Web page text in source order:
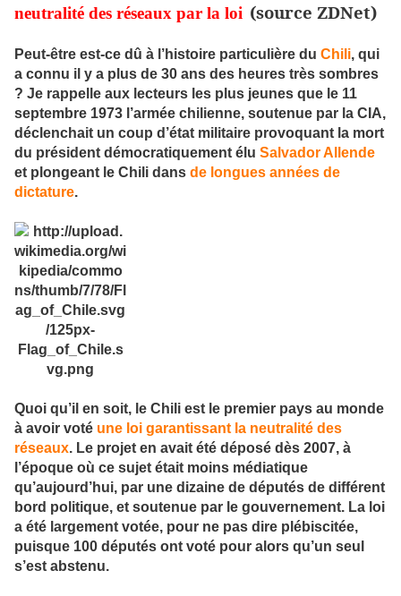
neutralité des réseaux par la loi (source ZDNet)
Peut-être est-ce dû à l’histoire particulière du Chili, qui
a connu il y a plus de 30 ans des heures très sombres
? Je rappelle aux lecteurs les plus jeunes que le 11
septembre 1973 l’armée chilienne, soutenue par la CIA,
déclenchait un coup d’état militaire provoquant la mort
du président démocratiquement élu Salvador Allende
et plongeant le Chili dans de longues années de
dictature.
Quoi qu’il en soit, le Chili est le premier pays au monde
à avoir voté une loi garantissant la neutralité des
réseaux. Le projet en avait été déposé dès 2007, à
l’époque où ce sujet était moins médiatique
qu’aujourd’hui, par une dizaine de députés de différent
bord politique, et soutenue par le gouvernement. La loi
a été largement votée, pour ne pas dire plébiscitée,
puisque 100 députés ont voté pour alors qu’un seul
s’est abstenu.